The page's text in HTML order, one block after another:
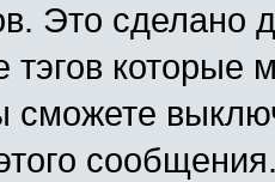
Это сделано
тэгов
сможете